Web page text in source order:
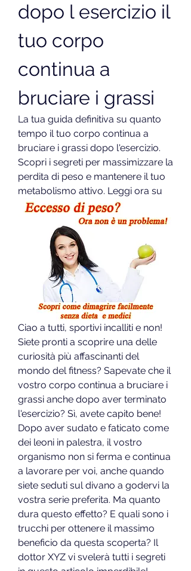
dopo l esercizio il
tuo corpo
continua a
bruciare i grassi
La tua guida definitiva su quanto
tempo il tuo corpo continua a
bruciare i grassi dopo l'esercizio.
Scopri i segreti per massimizzare la
perdita di peso e mantenere il tuo
metabolismo attivo. Leggi ora su
Ciao a tutti, sportivi incalliti e non!
Siete pronti a scoprire una delle
curiosità più affascinanti del
mondo del fitness? Sapevate che il
vostro corpo continua a bruciare i
grassi anche dopo aver terminato
l'esercizio? Sì, avete capito bene!
Dopo aver sudato e faticato come
dei leoni in palestra, il vostro
organismo non si ferma e continua
a lavorare per voi, anche quando
siete seduti sul divano a godervi la
vostra serie preferita. Ma quanto
dura questo effetto? E quali sono i
trucchi per ottenere il massimo
beneficio da questa scoperta? Il
dottor XYZ vi svelerà tutti i segreti